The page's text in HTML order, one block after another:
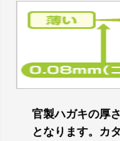
官製ハガキの厚
となります。カ